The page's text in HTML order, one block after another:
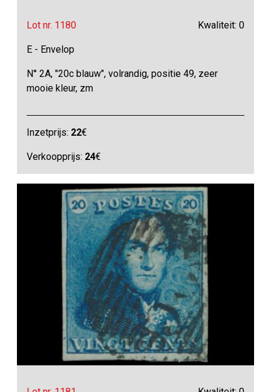
Lot nr. 1180 Kwaliteit: 0
E - Envelop
N° 2A, "20c blauw", volrandig, positie 49, zeer
mooie kleur, zm
Inzetprijs: 22€
Verkoopprijs: 24€